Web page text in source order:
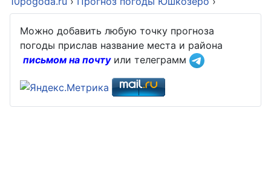
Можно добавить любую точку прогноза
погоды прислав название места и района
письмом на почтуили телеграмм